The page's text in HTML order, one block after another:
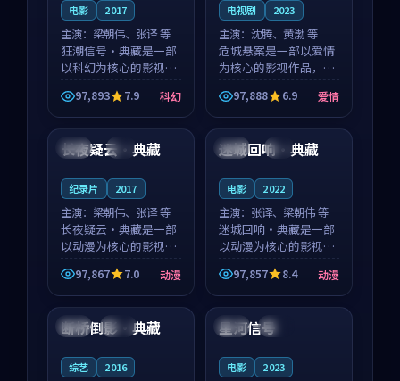
电影 2017
主演： 梁朝伟、张译 等
狂潮信号·典藏是一部
以科幻为核心的影视作
品，围绕危机、反转与
人物成长展开，整体节
奏紧凑，值得推荐观
看。
97,893 7.9 科幻
电视剧 2023
主演： 沈腾、黄渤 等
危城悬案是一部以爱情
为核心的影视作品，围
绕危机、反转与人物成
长展开，整体节奏紧
凑，值得推荐观看。
97,888 6.9 爱情
美国 4K
长夜疑云·典藏
纪录片 2017
主演： 梁朝伟、张译 等
长夜疑云·典藏是一部
以动漫为核心的影视作
品，围绕危机、反转与
人物成长展开，整体节
奏紧凑，值得推荐观
97,867 7.0 动漫
泰国 4K
迷城回响·典藏
电影 2022
主演： 张译、梁朝伟 等
迷城回响·典藏是一部
以动漫为核心的影视作
品，围绕危机、反转与
人物成长展开，整体节
奏紧凑，值得推荐观
97,857 8.4 动漫
韩国 独播
断桥倒影·典藏
综艺 2016
中国 院线
星河信号
电影 2023